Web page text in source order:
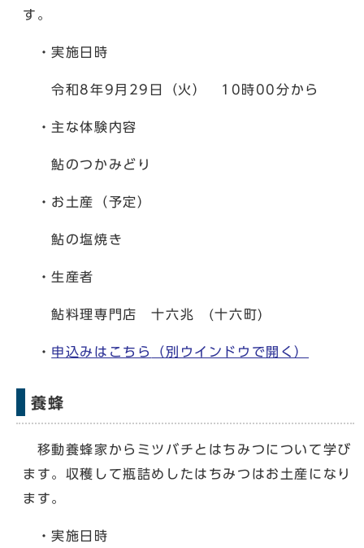
す。
・実施日時
令和8年9月29日（火） 10時00分から
・主な体験内容
鮎のつかみどり
・お土産（予定）
鮎の塩焼き
・生産者
鮎料理専門店 十六兆 (十六町)
・ 申込みはこちら （別ウインドウで開く）
養蜂
移動養蜂家からミツバチとはちみつについて学び
ます。収穫して瓶詰めしたはちみつはお土産になり
ます。
・実施日時